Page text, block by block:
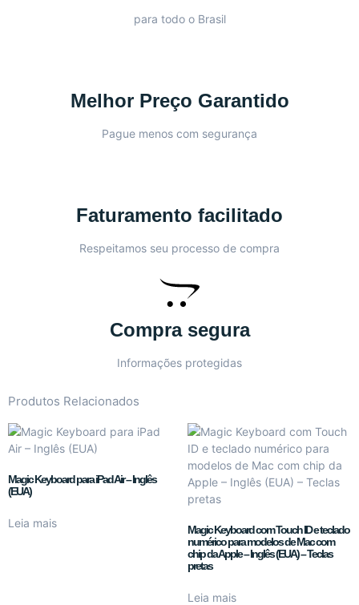
para todo o Brasil
Melhor Preço Garantido
Pague menos com segurança
Faturamento facilitado
Respeitamos seu processo de compra
Compra segura
Informações protegidas
Produtos Relacionados
Magic Keyboard para iPad Air – Inglês
(EUA)
Leia mais
Magic Keyboard com Touch ID e teclado
numérico para modelos de Mac com
chip da Apple – Inglês (EUA) – Teclas
pretas
Leia mais